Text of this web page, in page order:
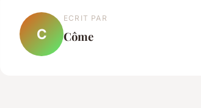
C
ECRIT PAR
Côme